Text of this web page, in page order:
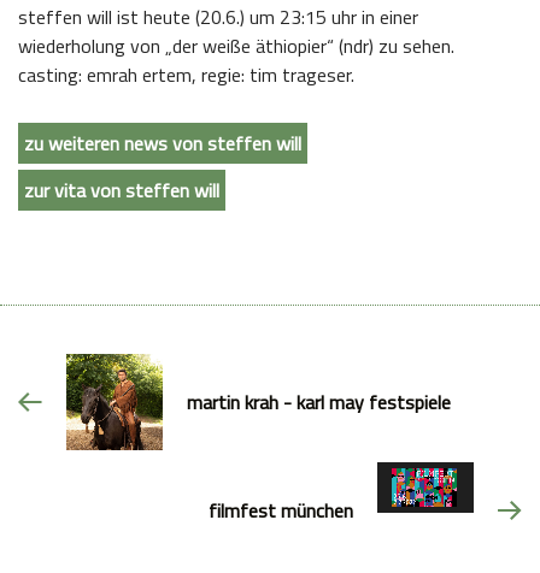
steffen will ist heute (20.6.) um 23:15 uhr in einer
wiederholung von „der weiße äthiopier“ (ndr) zu sehen.
casting: emrah ertem, regie: tim trageser.
zu weiteren news von steffen will
zur vita von steffen will
martin krah - karl may festspiele
filmfest münchen